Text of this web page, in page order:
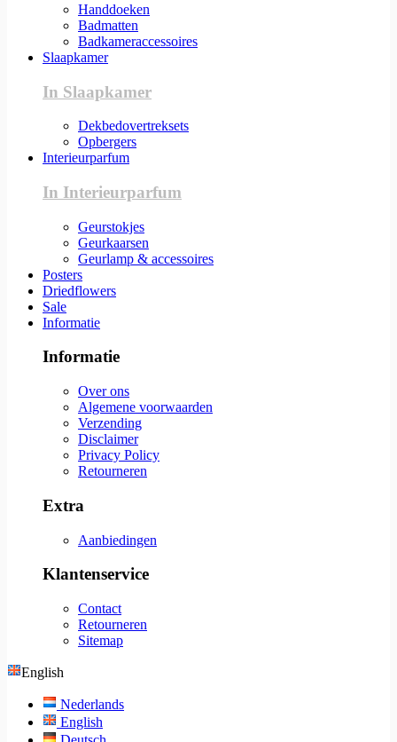
Handdoeken
Badmatten
Badkameraccessoires
Slaapkamer
In Slaapkamer
Dekbedovertreksets
Opbergers
Interieurparfum
In Interieurparfum
Geurstokjes
Geurkaarsen
Geurlamp & accessoires
Posters
Driedflowers
Sale
Informatie
Informatie
Over ons
Algemene voorwaarden
Verzending
Disclaimer
Privacy Policy
Retourneren
Extra
Aanbiedingen
Klantenservice
Contact
Retourneren
Sitemap
English
Nederlands
English